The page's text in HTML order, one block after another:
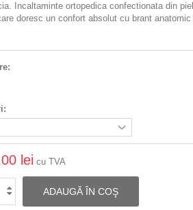
Incaltaminte ortopedica confectionata din
doresc un confort absolut cu brant
lei cu TVA
ADAUGĂ ÎN COŞ